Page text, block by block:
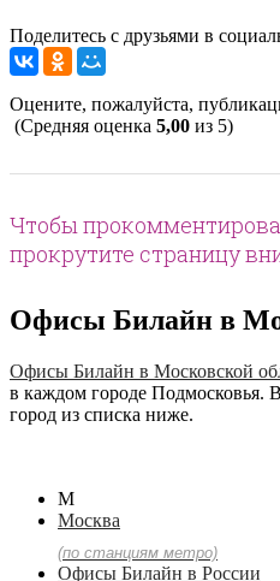
Поделитесь с друзьями в
Оцените, пожалуйста,
(Средняя оценка 5,00 из 5)
Чтобы
прокрутите страницу
Офисы Билайн в
Офисы Билайн в Московской
в каждом городе Подмосковья.
город из списка ниже.
М
Москва
(по станциям метро)
Офисы Билайн в России